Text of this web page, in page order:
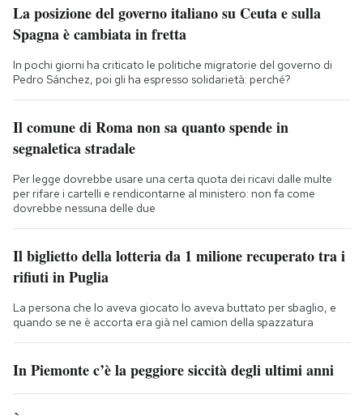
La posizione del governo italiano su Ceuta e sulla
Spagna è cambiata in fretta
In pochi giorni ha criticato le politiche migratorie del governo di
Pedro Sánchez, poi gli ha espresso solidarietà: perché?
Il comune di Roma non sa quanto spende in
segnaletica stradale
Per legge dovrebbe usare una certa quota dei ricavi dalle multe
per rifare i cartelli e rendicontarne al ministero: non fa come
dovrebbe nessuna delle due
Il biglietto della lotteria da 1 milione recuperato tra i
rifiuti in Puglia
La persona che lo aveva giocato lo aveva buttato per sbaglio, e
quando se ne è accorta era già nel camion della spazzatura
In Piemonte c’è la peggiore siccità degli ultimi anni